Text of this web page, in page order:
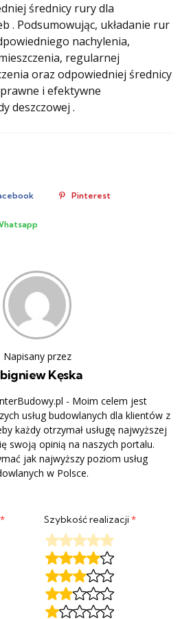
średnicy rury dla
. Podsumowując, układanie rur
nachylenia,
regularnej
oraz odpowiedniej średnicy
i efektywne
deszczowej .
Pinterest
Napisany przez
Kęska
- Moim celem jest
usług budowlanych dla klientów z
każdy otrzymał usługę najwyższej
swoją opinią na naszych portalu.
jak najwyższy poziom usług
w Polsce.
* Szybkość realizacji*